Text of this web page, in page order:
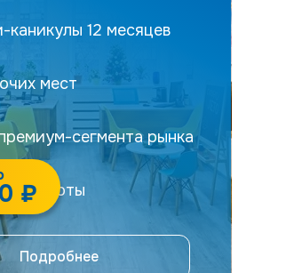
каникулы 12 месяцев
мест
сегмента рынка
обороты
Подробнее
₽